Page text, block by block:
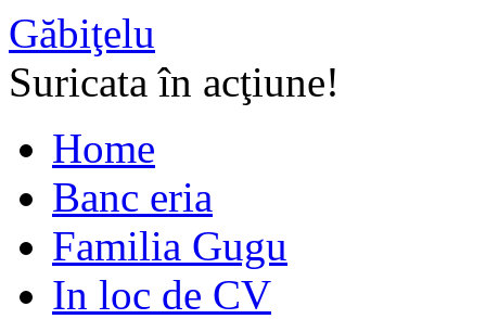
Găbiţelu
Suricata în acţiune!
Home
Banc eria
Familia Gugu
In loc de CV